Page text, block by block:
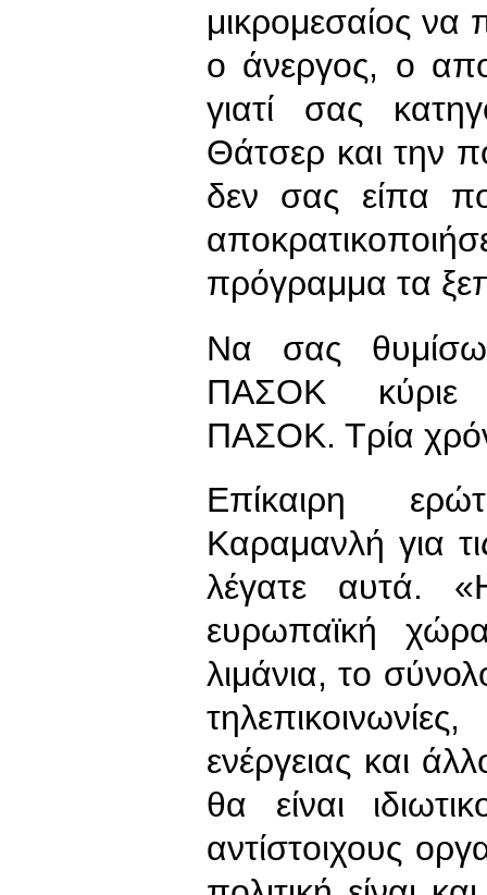
μικρομεσαίος
ο άνεργος, ο
γιατί σας
Θάτσερ και την
δεν σας είπα
πρόγραμμα τα
Να σας
ΠΑΣΟΚ κύριε
ΠΑΣΟΚ. Τρία
Επίκαιρη
Καραμανλή για
λέγατε αυτά.
ευρωπαϊκή
λιμάνια, το
ενέργειας και
θα είναι
αντίστοιχους